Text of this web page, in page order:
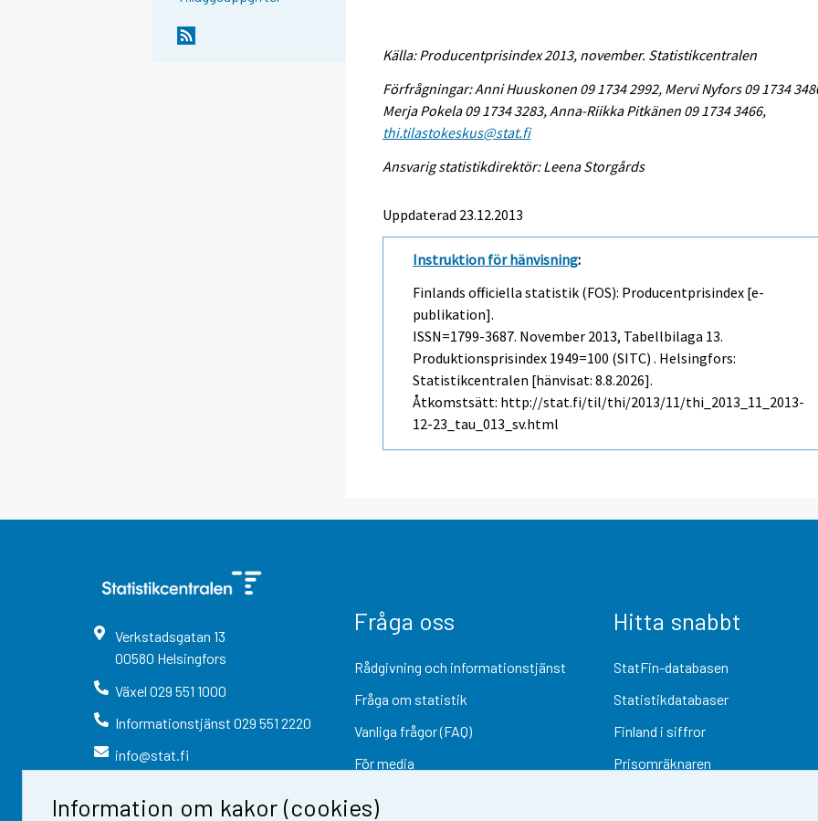
Information om kakor (cookies)
Källa: Producentprisindex 2013, november. Statistikcentralen
Förfrågningar: Anni Huuskonen 09 1734 2992, Mervi Nyfors 09 1734
Merja Pokela 09 1734 3283, Anna-Riikka Pitkänen 09 1734 3466,
thi.tilastokeskus@stat.fi
Ansvarig statistikdirektör: Leena Storgårds
Uppdaterad 23.12.2013
Instruktion för hänvisning:
Finlands officiella statistik (FOS): Producentprisindex [e-
publikation].
ISSN=1799-3687. November 2013, Tabellbilaga 13.
Produktionsprisindex 1949=100 (SITC) . Helsingfors:
Statistikcentralen [hänvisat: 8.8.2026].
Åtkomstsätt: http://stat.fi/til/thi/2013/11/thi_2013_11_2013-
12-23_tau_013_sv.html
Verkstadsgatan 13
00580 Helsingfors
Växel 029 551 1000
Informationstjänst 029 551 2220
info@stat.fi
Fråga oss
Rådgivning och informationstjänst
Fråga om statistik
Vanliga frågor (FAQ)
För media
Hitta snabbt
StatFin-databasen
Statistikdatabaser
Finland i siffror
Prisomräknaren